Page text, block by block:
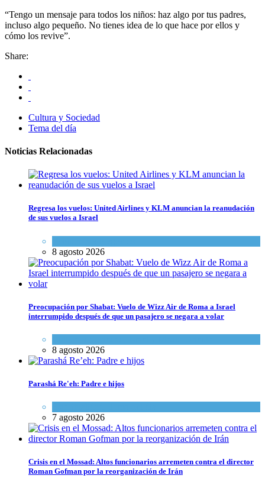
“Tengo un mensaje para todos los niños: haz algo por tus padres,
incluso algo pequeño. No tienes idea de lo que hace por ellos y
cómo los revive”.
Share:
Cultura y Sociedad
Tema del día
Noticias Relacionadas
Regresa los vuelos: United Airlines y KLM anuncian la reanudación
de sus vuelos a Israel
8 agosto 2026
Preocupación por Shabat: Vuelo de Wizz Air de Roma a Israel
interrumpido después de que un pasajero se negara a volar
8 agosto 2026
Parashá Re'eh: Padre e hijos
7 agosto 2026
Crisis en el Mossad: Altos funcionarios arremeten contra el director
Roman Gofman por la reorganización de Irán